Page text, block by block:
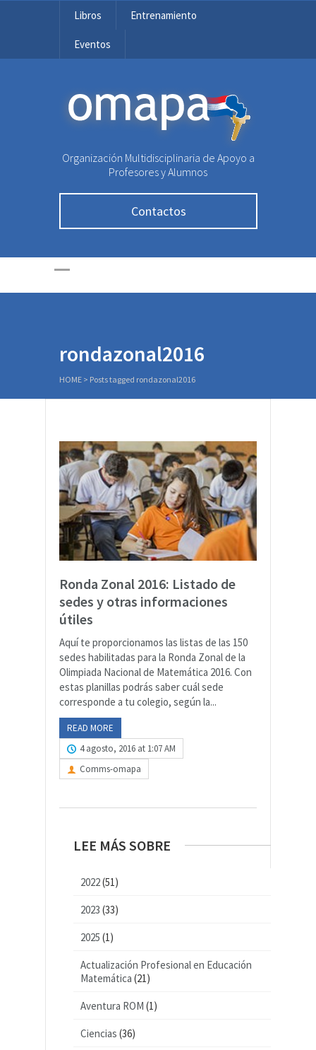
Libros Entrenamiento
Eventos
OMAPA
Organización Multidisciplinaria de Apoyo a
Profesores y Alumnos
Contactos
rondazonal2016
HOME > Posts tagged rondazonal2016
Ronda Zonal 2016: Listado de
sedes y otras informaciones
útiles
Aquí te proporcionamos las listas de las 150
sedes habilitadas para la Ronda Zonal de la
Olimpiada Nacional de Matemática 2016. Con
estas planillas podrás saber cuál sede
corresponde a tu colegio, según la...
READ MORE
4 agosto, 2016 at 1:07 AM
Comms-omapa
LEE MÁS SOBRE
2022(51)
2023 (33)
2025 (1)
Actualización Profesional en Educación
Matemática (21)
Aventura ROM (1)
Ciencias (36)